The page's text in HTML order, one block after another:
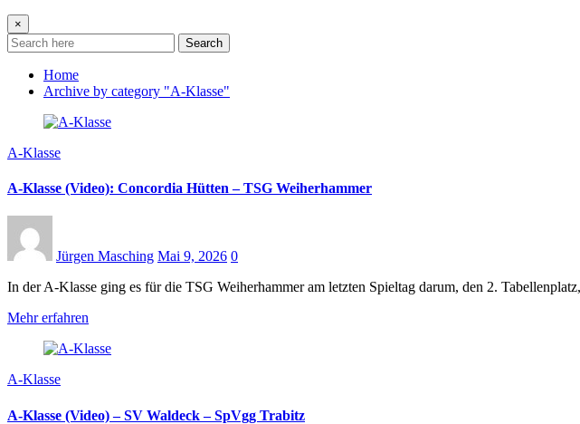
×
Search
Home
Archive by category "A-Klasse"
A-Klasse
A-Klasse (Video): Concordia Hütten – TSG Weiherhammer
Jürgen Masching Mai 9, 2026 0
In der A-Klasse ging es für die TSG Weiherhammer am letzten Spieltag darum, den 2.
Mehr erfahren
A-Klasse
A-Klasse (Video) – SV Waldeck – SpVgg Trabitz